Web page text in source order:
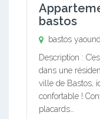
bastos
bastos
Description :
dans une
ville de Bastos,
confortable !
placards…